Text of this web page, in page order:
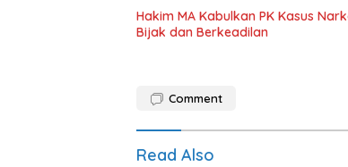
Hakim MA Kabulkan PK Kasus
Bijak dan Berkeadilan
Comment
Read Also